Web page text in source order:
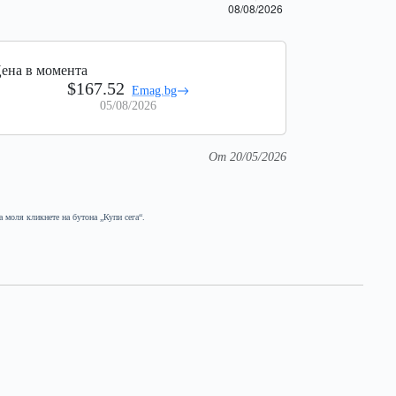
в момента
$167.52 Emag.bg
05/08/2026
От 20/05/2026
моля кликнете на бутона „Купи сега“.